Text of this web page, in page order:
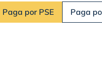
Paga por PSE Paga